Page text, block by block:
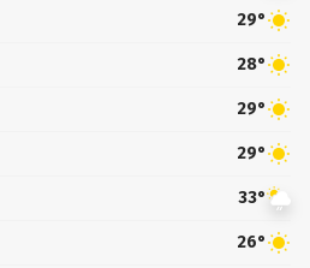
29°
28°
29°
29°
33°
26°